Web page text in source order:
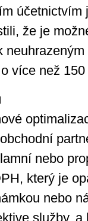
účetnictvím
že je
více než
nebo
který je
nebo
služby, a